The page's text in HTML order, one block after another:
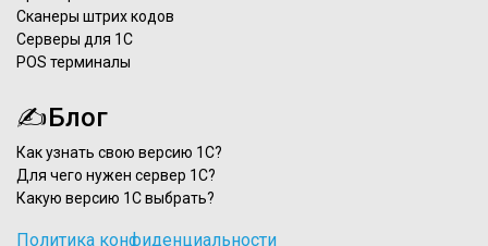
Сканеры штрих кодов
Серверы для 1С
POS терминалы
✍Блог
Как узнать свою версию 1С?
Для чего нужен сервер 1С?
Какую версию 1С выбрать?
Политика конфиденциальности